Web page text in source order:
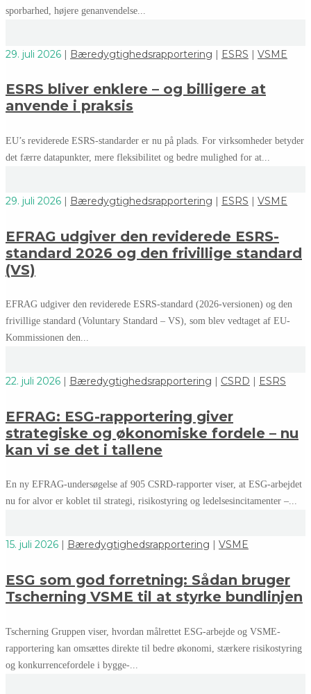
sporbarhed, højere genanvendelse...
29. juli 2026 | Bæredygtighedsrapportering | ESRS | VSME
ESRS bliver enklere – og billigere at
anvende i praksis
EU’s reviderede ESRS-standarder er nu på plads. For virksomheder betyder
det færre datapunkter, mere fleksibilitet og bedre mulighed for at...
29. juli 2026 | Bæredygtighedsrapportering | ESRS | VSME
EFRAG udgiver den reviderede ESRS-
standard 2026 og den frivillige standard
(VS)
EFRAG udgiver den reviderede ESRS-standard (2026-versionen) og den
frivillige standard (Voluntary Standard – VS), som blev vedtaget af EU-
Kommissionen den...
22. juli 2026 | Bæredygtighedsrapportering | CSRD | ESRS
EFRAG: ESG-rapportering giver
strategiske og økonomiske fordele – nu
kan vi se det i tallene
En ny EFRAG-undersøgelse af 905 CSRD‑rapporter viser, at ESG‑arbejdet
nu for alvor er koblet til strategi, risikostyring og ledelsesincitamenter –...
15. juli 2026 Bæredygtighedsrapportering VSME
ESG som god forretning: Sådan bruger
Tscherning VSME til at styrke bundlinjen
Tscherning Gruppen viser, hvordan målrettet ESG-arbejde og VSME-
rapportering kan omsættes direkte til bedre økonomi, stærkere risikostyring
og konkurrencefordele i bygge-...